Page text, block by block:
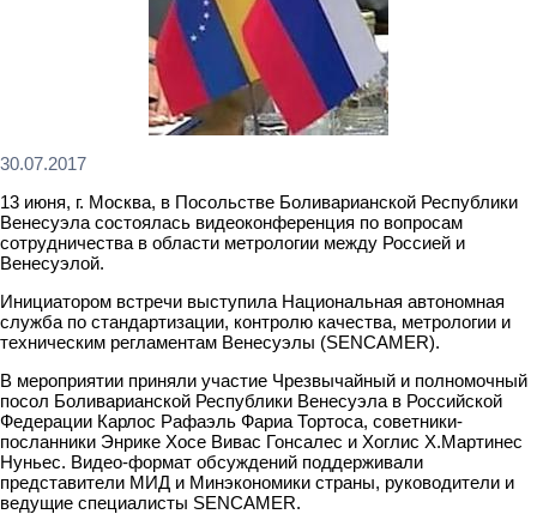
30.07.2017
13 июня, г. Москва, в Посольстве Боливарианской Республики
Венесуэла состоялась видеоконференция по вопросам
сотрудничества в области метрологии между Россией и
Венесуэлой.
Инициатором встречи выступила Национальная автономная
служба по стандартизации, контролю качества, метрологии и
техническим регламентам Венесуэлы (SENCAMER).
В мероприятии приняли участие Чрезвычайный и полномочный
посол Боливарианской Республики Венесуэла в Российской
Федерации Карлос Рафаэль Фариа Тортоса, советники-
посланники Энрике Хосе Вивас Гонсалес и Хоглис Х.Мартинес
Нуньес. Видео-формат обсуждений поддерживали
представители МИД и Минэкономики страны, руководители и
ведущие специалисты SENCAMER.